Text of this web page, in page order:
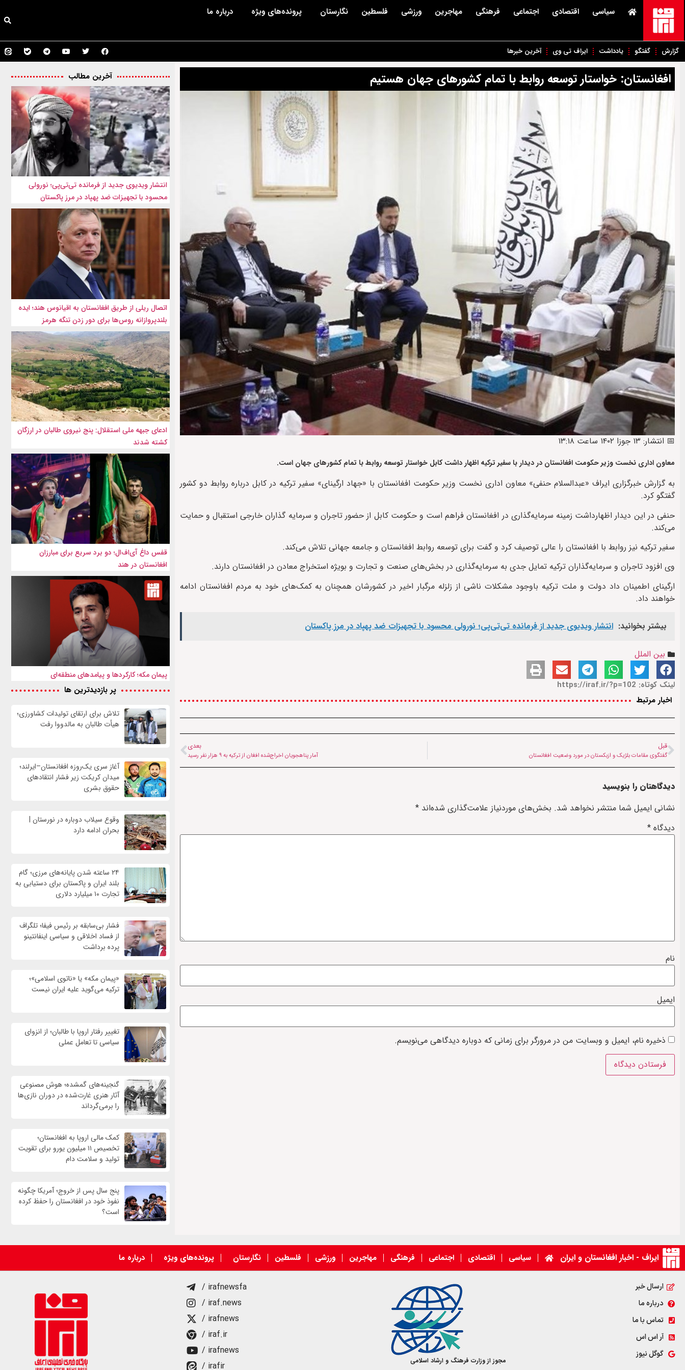
سیاسی اقتصادی اجتماعی فرهنگی مهاجرین ورزشی فلسطین نگارستان پرونده‌های ویژه درباره ما
گزارش گفتگو یادداشت ایراف تی وی آخرین خبرها
افغانستان: خواستار توسعه روابط با تمام کشورهای جهان هستیم
📅 انتشار: ۱۳ جوزا ۱۴۰۲ ساعت ۱۳:۱۸
معاون اداری نخست وزیر حکومت افغانستان در دیدار با سفیر ترکیه اظهار داشت کابل خواستار توسعه روابط با تمام کشورهای جهان است.
به گزارش خبرگزاری ایراف «عبدالسلام حنفی» معاون اداری نخست وزیر حکومت افغانستان با «جهاد ارگینای» سفیر ترکیه در کابل درباره روابط دو کشور
گفتگو کرد.
حنفی در این دیدار اظهارداشت زمینه سرمایه‌گذاری در افغانستان فراهم است و حکومت کابل از حضور تاجران و سرمایه گذاران خارجی استقبال و حمایت
می‌کند.
سفیر ترکیه نیز روابط با افغانستان را عالی توصیف کرد و گفت برای توسعه روابط افغانستان و جامعه جهانی تلاش می‌کند.
‏وی افزود تاجران و سرمایه‌گذاران ترکیه تمایل جدی به سرمایه‌گذاری در بخش‌های صنعت و تجارت و بویژه استخراج معادن در افغانستان دارند.
ارگینای اطمینان داد دولت و ملت ترکیه باوجود مشکلات ناشی از زلزله مرگبار اخیر در کشورشان همچنان به کمک‌های خود به مردم افغانستان ادامه
خواهند داد.
بیشتر بخوانید: انتشار ویدیوی جدید از فرمانده تی‌تی‌پی؛ نورولی محسود با تجهیزات ضد پهپاد در مرز پاکستان
بین الملل
لینک کوتاه: https://iraf.ir/?p=102
اخبار مرتبط
قبل
گفتگوی مقامات بلژیک و ازبکستان در مورد وضعیت افغانستان
بعدی
آمار پناهجویان اخراج‌شده افغان از ترکیه به ۹ هزار نفر رسید
دیدگاهتان را بنویسید
نشانی ایمیل شما منتشر نخواهد شد. بخش‌های موردنیاز علامت‌گذاری شده‌اند *
دیدگاه *
نام
ایمیل
ذخیره نام، ایمیل و وبسایت من در مرورگر برای زمانی که دوباره دیدگاهی می‌نویسم.
آخرین مطالب
انتشار ویدیوی جدید از فرمانده تی‌تی‌پی؛ نورولی
محسود با تجهیزات ضد پهپاد در مرز پاکستان
اتصال ریلی از طریق افغانستان به اقیانوس هند؛ ایده
بلندپروازانه روس‌ها برای دور زدن تنگه هرمز
ادعای جبهه ملی استقلال: پنج نیروی طالبان در ارزگان
کشته شدند
قفس داغ آی‌اف‌ال؛ دو برد سریع برای مبارزان
افغانستان در هند
پیمان مکه؛ کارکردها و پیامدهای منطقه‌ای
پر بازدیدترین ها
تلاش برای ارتقای تولیدات کشاورزی؛
هیأت طالبان به مالدووا رفت
آغاز سری یک‌روزه افغانستان–ایرلند؛
میدان کریکت زیر فشار انتقادهای
حقوق بشری
وقوع سیلاب دوباره در نورستان |
بحران ادامه دارد
۲۴ ساعته شدن پایانه‌های مرزی؛ گام
بلند ایران و پاکستان برای دستیابی به
تجارت ۱۰ میلیارد دلاری
فشار بی‌سابقه بر رئیس فیفا؛ تلگراف
از فساد اخلاقی و سیاسی اینفانتینو
پرده برداشت
«پیمان مکه» یا «ناتوی اسلامی»؛
ترکیه می‌گوید علیه ایران نیست
تغییر رفتار اروپا با طالبان؛ از انزوای
سیاسی تا تعامل عملی
گنجینه‌های گمشده؛ هوش مصنوعی
آثار هنری غارت‌شده در دوران نازی‌ها
را برمی‌گرداند
کمک مالی اروپا به افغانستان؛
تخصیص ۱۱ میلیون یورو برای تقویت
تولید و سلامت دام
پنج سال پس از خروج؛ آمریکا چگونه
نفوذ خود در افغانستان را حفظ کرده
است؟
ایراف - اخبار افغانستان و ایران سیاسی اقتصادی اجتماعی فرهنگی مهاجرین ورزشی فلسطین نگارستان پرونده‌های ویژه درباره ما
ارسال خبر
درباره ما
تماس با ما
آر اس اس
گوگل نیوز
مجوز از وزارت فرهنگ و ارشاد اسلامی
/ irafnewsfa
/ iraf.news
/ irafnews
/ iraf.ir
/ irafnews
/ irafir